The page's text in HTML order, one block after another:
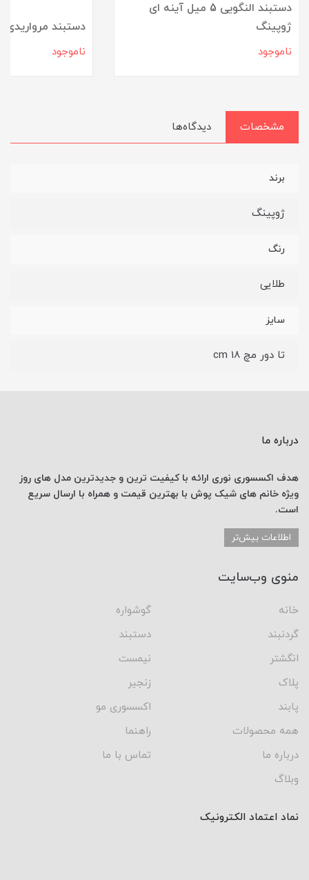
دستبند النگویی 5 میل آینه ای
ژوپینگ
ناموجود
دستبند مرواریدی
ناموجود
مشخصات دیدگاه‌ها
برند
ژوپینگ
رنگ
طلایی
سایز
تا دور مچ 18 cm
درباره ما
هدف اکسسوری نوری ارائه با کیفیت ترین و جدیدترین مدل های روز
ویژه خانم های شیک پوش با بهترین قیمت و همراه با ارسال سریع
است.
اطلاعات بیش‌تر
منوی وب‌سایت
خانه
گوشواره
گردنبند
دستبند
انگشتر
نیمست
پلاک
زنجیر
پابند
اکسسوری مو
همه محصولات
راهنما
درباره ما
تماس با ما
وبلاگ
نماد اعتماد الکترونیک